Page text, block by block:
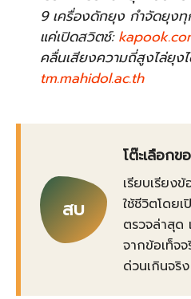
9 เครื่องดักยุง กำจัดยุง
แค่เปิดสวิตช์:
คลื่นเสียงความถี่สูงไล่ยุง
tm.mahidol.ac.th
สบ
โต๊ะเลือก
เรียบเรียง
ใช้ชีวิตโดย
ตรวจล่าสุด
จากข้อเท็จจ
ด่วนเกินจริง